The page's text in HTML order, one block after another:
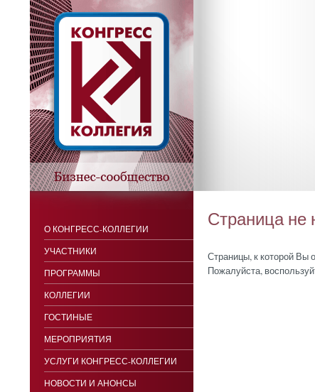
Страница не
Страницы, к которой Вы
Пожалуйста,
О КОНГРЕСС-КОЛЛЕГИИ
УЧАСТНИКИ
ПРОГРАММЫ
КОЛЛЕГИИ
ГОСТИНЫЕ
МЕРОПРИЯТИЯ
УСЛУГИ КОНГРЕСС-КОЛЛЕГИИ
НОВОСТИ И АНОНСЫ